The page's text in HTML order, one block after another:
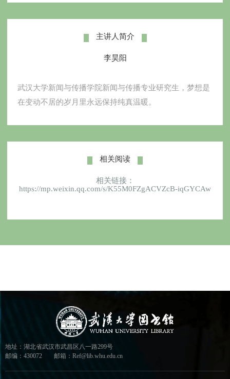
主讲人简介
​李昊阳
武汉大学新闻与传播学院新闻与传播专业研究生，梦想是
在变动不居的岁月里永远保持纯真温暖。
相关阅读
相关链接：
https://mp.weixin.qq.com/s/K55M0FZgACVZcB-iqGYCAw
地址：湖北省武汉市武昌区八一路299号
邮编：430072
邮箱：Ref@lib.whu.edu.cn